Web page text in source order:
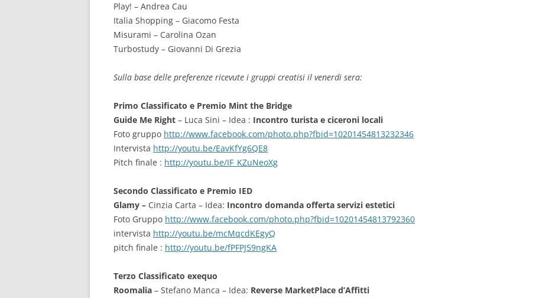
Play! – Andrea Cau
Italia Shopping – Giacomo Festa
Misurami – Carolina Ozan
Turbostudy – Giovanni Di Grezia
Sulla base delle preferenze ricevute i gruppi creatisi il venerdi sera:
Primo Classificato e Premio Mint the Bridge
Guide Me Right – Luca Sini – Idea : Incontro turista e ciceroni locali
Foto gruppo http://www.facebook.com/photo.php?fbid=10201454813232346
Intervista http://youtu.be/EavKfYg6QE8
Pitch finale : http://youtu.be/IF_KZuNeoXg
Secondo Classificato e Premio IED
Glamy – Cinzia Carta – Idea: Incontro domanda offerta servizi estetici
Foto Gruppo http://www.facebook.com/photo.php?fbid=10201454813792360
intervista http://youtu.be/mcMqcdKEgyQ
pitch finale : http://youtu.be/fPFPJ59ngKA
Terzo Classificato exequo
Roomalia – Stefano Manca – Idea: Reverse MarketPlace d’Affitti